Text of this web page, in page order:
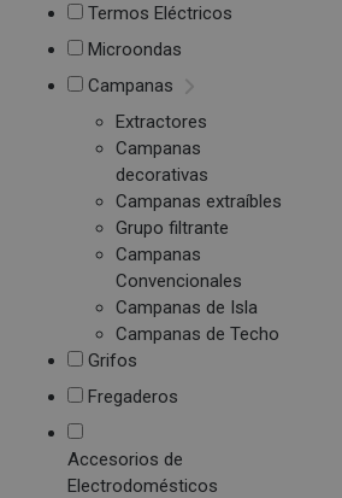
Termos Eléctricos
Microondas
Campanas
Extractores
Campanas
decorativas
Campanas extraíbles
Grupo filtrante
Campanas
Convencionales
Campanas de Isla
Campanas de Techo
Grifos
Fregaderos
Accesorios de
Electrodomésticos